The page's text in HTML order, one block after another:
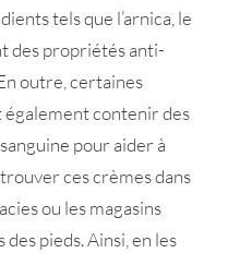
tels que l’arnica, le
des propriétés anti-
outre, certaines
également contenir des
pour aider à
ces crèmes dans
ou les magasins
pieds. Ainsi, en les